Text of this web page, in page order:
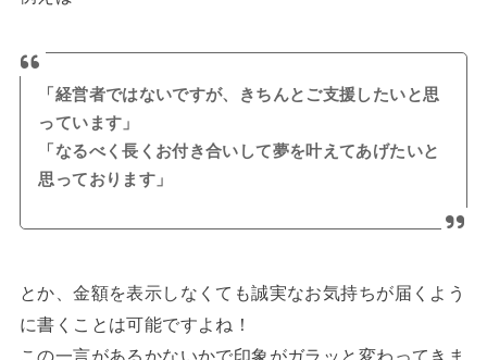
「経営者ではないですが、きちんとご支援したいと思
っています」
「なるべく長くお付き合いして夢を叶えてあげたいと
思っております」
とか、金額を表示しなくても誠実なお気持ちが届くよう
に書くことは可能ですよね！
この一言があるかないかで印象がガラッと変わってきま